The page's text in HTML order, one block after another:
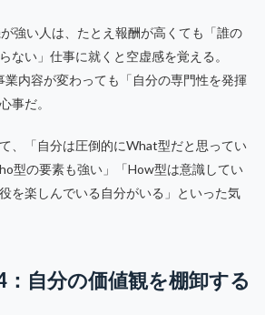
強い人は、たとえ報酬が高くても「誰の
ない」仕事に就くと空虚感を覚える。
内容が変わっても「自分の専門性を発揮
事だ。
、「自分は圧倒的にWhat型だと思ってい
型の要素も強い」「How型は意識してい
を楽しんでいる自分がいる」といった気
自分の価値観を棚卸する